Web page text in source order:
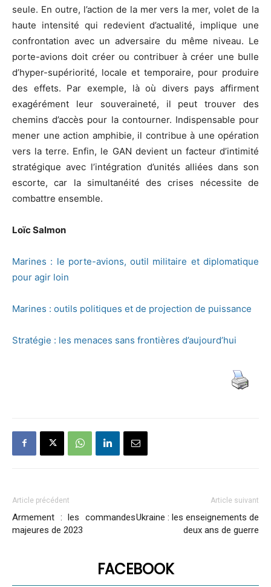
seule. En outre, l’action de la mer vers la mer, volet de la
haute intensité qui redevient d’actualité, implique une
confrontation avec un adversaire du même niveau. Le
porte-avions doit créer ou contribuer à créer une bulle
d’hyper-supériorité, locale et temporaire, pour produire
des effets. Par exemple, là où divers pays affirment
exagérément leur souveraineté, il peut trouver des
chemins d’accès pour la contourner. Indispensable pour
mener une action amphibie, il contribue à une opération
vers la terre. Enfin, le GAN devient un facteur d’intimité
stratégique avec l’intégration d’unités alliées dans son
escorte, car la simultanéité des crises nécessite de
combattre ensemble.
Loïc Salmon
Marines : le porte-avions, outil militaire et diplomatique
pour agir loin
Marines : outils politiques et de projection de puissance
Stratégie : les menaces sans frontières d’aujourd’hui
Article précédent
Armement : les commandes
majeures de 2023
Article suivant
Ukraine : les enseignements de
deux ans de guerre
FACEBOOK